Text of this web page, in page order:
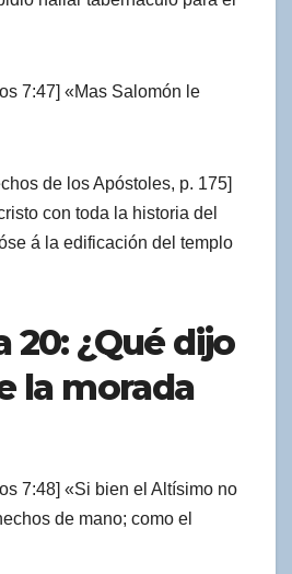
7:47] «Mas Salomón le
de los Apóstoles, p. 175]
con toda la historia del
á la edificación del templo
20: ¿Qué dijo
la morada
7:48] «Si bien el Altísimo no
de mano; como el